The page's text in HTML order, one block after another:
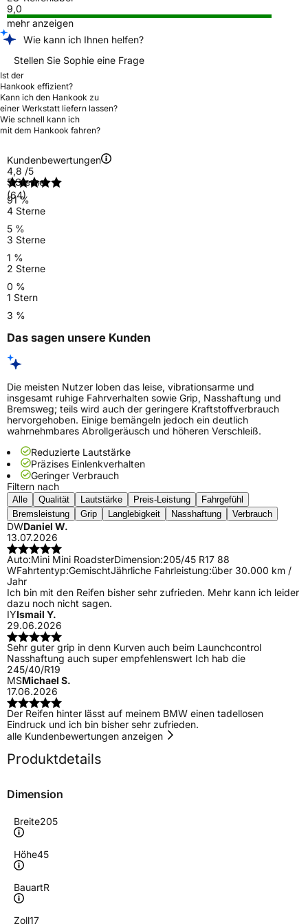
9,0
mehr anzeigen
Wie kann ich Ihnen helfen?
Stellen Sie Sophie eine Frage
Ist der
Hankook effizient?
Kann ich den Hankook zu
einer Werkstatt liefern lassen?
Wie schnell kann ich
mit dem Hankook fahren?
Kundenbewertungen
4,8 /5
(64)
5 Sterne
91 %
4 Sterne
5 %
3 Sterne
1 %
2 Sterne
0 %
1 Stern
3 %
Das sagen unsere Kunden
Die meisten Nutzer loben das leise, vibrationsarme und
insgesamt ruhige Fahrverhalten sowie Grip, Nasshaftung und
Bremsweg; teils wird auch der geringere Kraftstoffverbrauch
hervorgehoben. Einige bemängeln jedoch ein deutlich
wahrnehmbares Abrollgeräusch und höheren Verschleiß.
Reduzierte Lautstärke
Präzises Einlenkverhalten
Geringer Verbrauch
Filtern nach
Alle Qualität Lautstärke Preis-Leistung
Fahrgefühl
Bremsleistung
Grip Langlebigkeit Nasshaftung Verbrauch
DWDaniel W.
13.07.2026
Auto:Mini Mini RoadsterDimension:205/45 R17 88
WFahrtentyp:GemischtJährliche Fahrleistung:über 30.000 km /
Jahr
Ich bin mit den Reifen bisher sehr zufrieden. Mehr kann ich leider
dazu noch nicht sagen.
IYIsmail Y.
29.06.2026
Sehr guter grip in denn Kurven auch beim Launchcontrol
Nasshaftung auch super empfehlenswert Ich hab die
245/40/R19
MSMichael S.
17.06.2026
Der Reifen hinter lässt auf meinem BMW einen tadellosen
Eindruck und ich bin bisher sehr zufrieden.
alle Kundenbewertungen anzeigen
Produktdetails
Dimension
Breite205
Höhe45
BauartR
Zoll17